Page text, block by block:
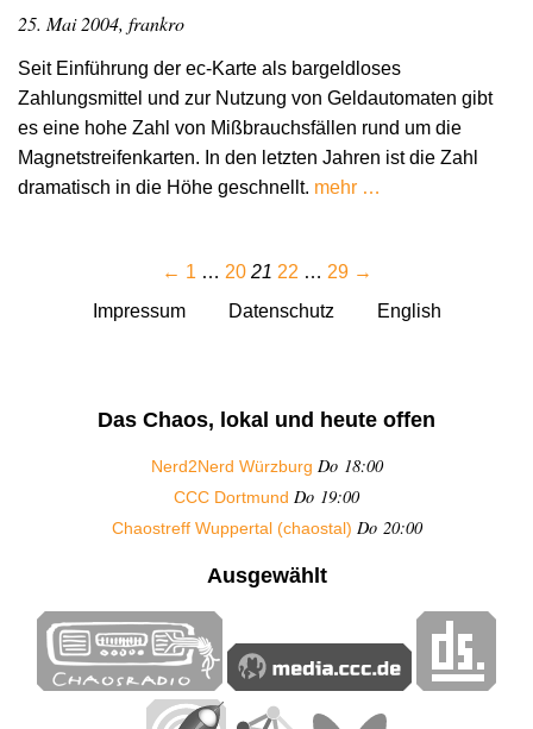
25. Mai 2004, frankro
Seit Einführung der ec-Karte als bargeldloses
Zahlungsmittel und zur Nutzung von Geldautomaten gibt
es eine hohe Zahl von Mißbrauchsfällen rund um die
Magnetstreifenkarten. In den letzten Jahren ist die Zahl
dramatisch in die Höhe geschnellt. mehr …
← 1 … 20 21 22 … 29 →
Impressum
Datenschutz English
Das Chaos, lokal und heute offen
Nerd2Nerd Würzburg Do 18:00
CCC Dortmund Do 19:00
Chaostreff Wuppertal (chaostal) Do 20:00
Ausgewählt